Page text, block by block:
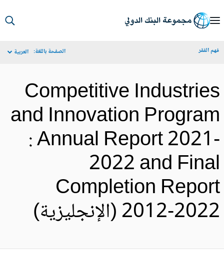
الفقر الصفحة باللغة: العربية
Competitive
and Innovation
: Annual Report
2022 and
Completion
2022 (الإنجليزية)